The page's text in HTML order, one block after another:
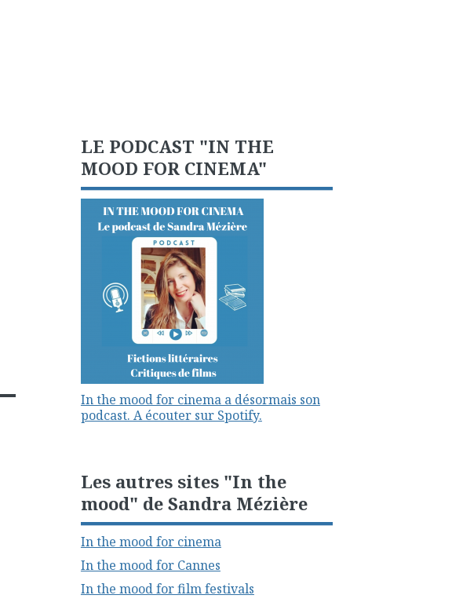
LE PODCAST "IN THE
MOOD FOR CINEMA"
In the mood for cinema a désormais son
podcast. A écouter sur Spotify.
Les autres sites "In the
mood" de Sandra Mézière
In the mood for cinema
In the mood for Cannes
In the mood for film festivals